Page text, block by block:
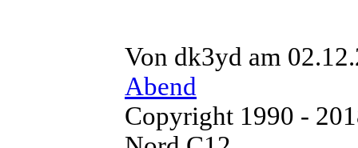
Von dk3yd am
Abend
Copyright 1990 -